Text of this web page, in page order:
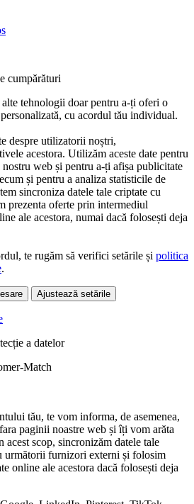
cumpărături
tehnologii doar pentru a-ți oferi o
cu acordul tău individual.
despre utilizatorii noștri,
acestora. Utilizăm aceste date pentru
web și pentru a-ți afișa publicitate
și pentru a analiza statisticile de
sincroniza datele tale criptate cu
prezenta oferte prin intermediul
ale acestora, numai dacă folosești deja
te rugăm să verifici setările și politica
.
Ajustează setările
a datelor
Match
tău, te vom informa, de asemenea,
paginii noastre web și îți vom arăta
acest scop, sincronizăm datele tale
următorii furnizori externi și folosim
online ale acestora dacă folosești deja